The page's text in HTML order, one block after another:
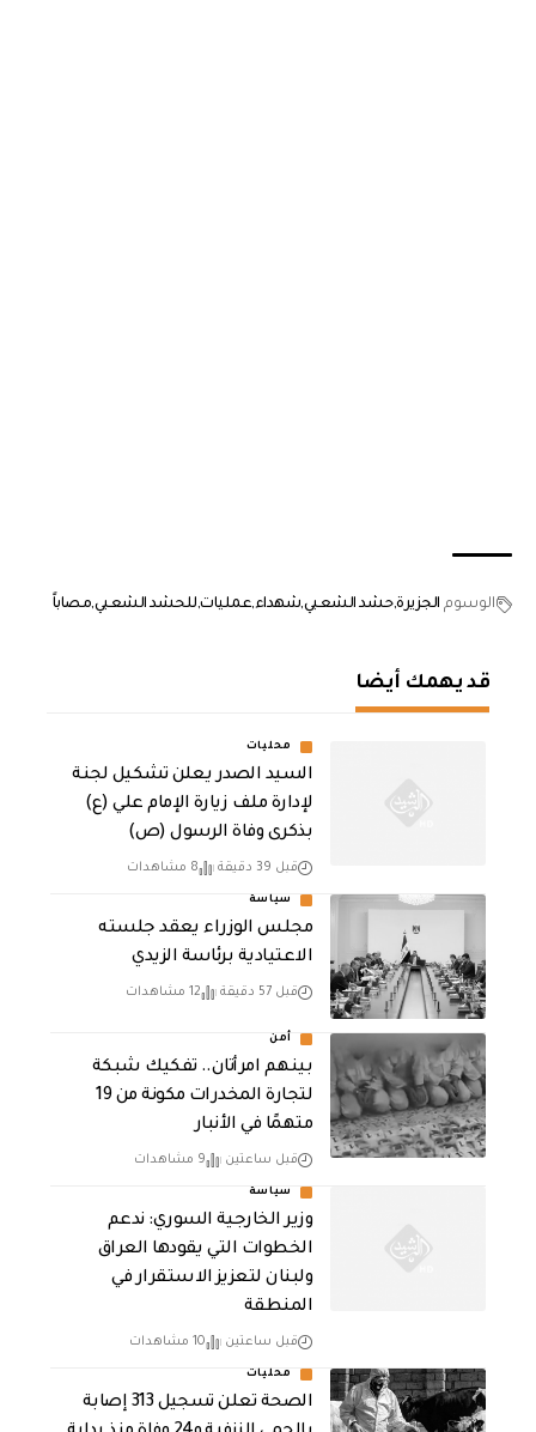
الوسوم الجزيرةحشد الشعبيشهداءعمليات للحشد الشعبيمصاباً
قد يهمك أيضا
محليات
السيد الصدر يعلن تشكيل لجنة
لإدارة ملف زيارة الإمام علي (ع)
بذكرى وفاة الرسول (ص)
قبل 39 دقيقة 8 مشاهدات
سياسة
مجلس الوزراء يعقد جلسته
الاعتيادية برئاسة الزيدي
قبل 57 دقيقة 12 مشاهدات
أمن
بينهم امرأتان.. تفكيك شبكة
لتجارة المخدرات مكونة من 19
متهمًا في الأنبار
قبل ساعتين 9 مشاهدات
سياسة
وزير الخارجية السوري: ندعم
الخطوات التي يقودها العراق
ولبنان لتعزيز الاستقرار في
المنطقة
قبل ساعتين 10 مشاهدات
محليات
الصحة تعلن تسجيل 313 إصابة